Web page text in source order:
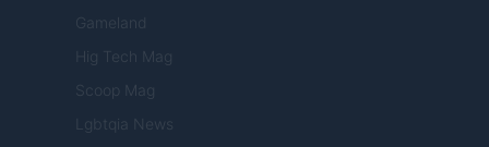
Gameland
Hig Tech Mag
Scoop Mag
Lgbtqia News